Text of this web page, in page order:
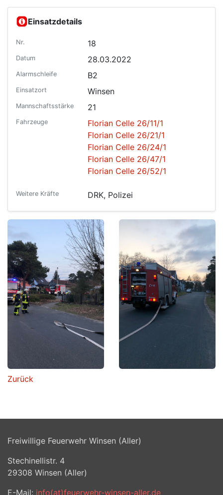
Einsatzdetails
Nr. 18
Datum 28.03.2022
Alarmschleife B2
Einsatzort Winsen
Mannschaftsstärke 21
Fahrzeuge
Florian Celle 26/11/1
Florian Celle 26/21/1
Florian Celle 26/24/1
Florian Celle 26/47/1
Florian Celle 26/52/1 ​​​​​​​
Weitere Kräfte DRK, Polizei
Zurück
Freiwillige Feuerwehr Winsen (Aller)
Stechinellistr. 4
29308 Winsen (Aller)
E-Mail: info(at)feuerwehr-winsen-aller.de